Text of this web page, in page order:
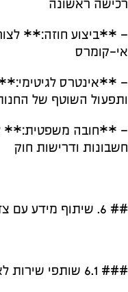
רכישה ראשונה
– **ביצוע חוזה:**
אי-קומרס
– **אינטרס
ותפעול השוטף של
– **חובה משפטית:**
חשבונות ודרישות חוק
## 6. שיתוף מידע עם צדדים שלישיים
### 6.1 שותפי שירות לאי-קומרס: